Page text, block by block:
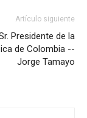
Artículo siguiente
Presidente de la
de Colombia --
Jorge Tamayo